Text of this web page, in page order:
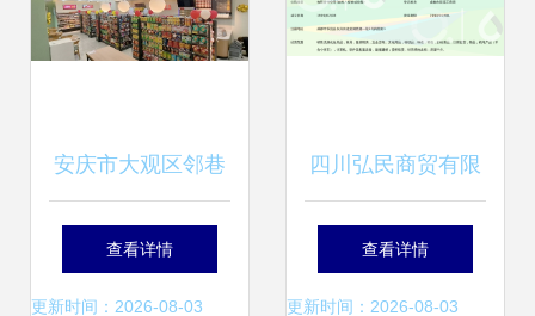
安庆市大观区邻巷
日用百货 小巷深处
的生活智慧
查看详情
更新时间：2026-08-03
四川弘民商贸有限
责任公司 深耕日用
百货销售，赋能美
查看详情
更新时间：2026-08-03